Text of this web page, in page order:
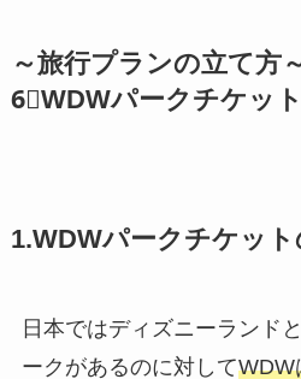
～旅行プランの立て方
6⃣WDWパークチケット
1.WDWパークチケッ
日本ではディズニーランド
ークがあるのに対してWDW